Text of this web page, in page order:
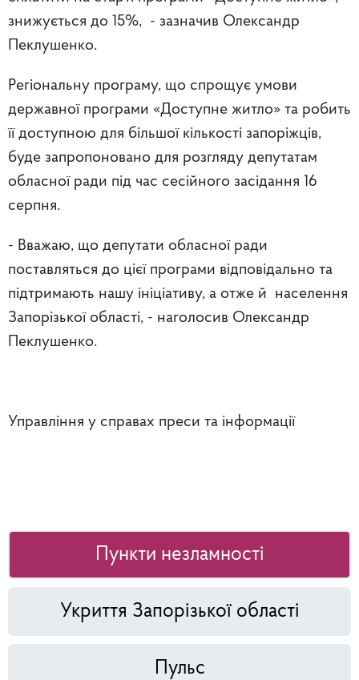
знижується до 15%, - зазначив Олександр
Пеклушенко.
Регіональну програму, що спрощує умови
державної програми «Доступне житло» та робить
її доступною для більшої кількості запоріжців,
буде запропоновано для розгляду депутатам
обласної ради під час сесійного засідання 16
серпня.
- Вважаю, що депутати обласної ради
поставляться до цієї програми відповідально та
підтримають нашу ініціативу, а отже й населення
Запорізької області, - наголосив Олександр
Пеклушенко.
Управління у справах преси та інформації
Пункти незламності
Укриття Запорізької області
Пульс